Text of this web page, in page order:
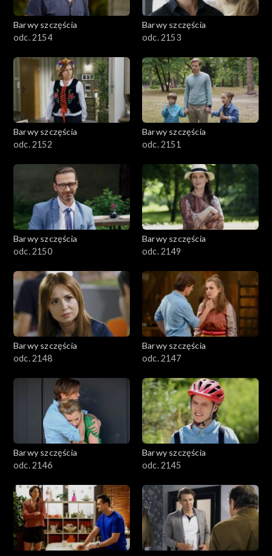
Barwy szczęścia
odc. 2154
Barwy szczęścia
odc. 2153
Barwy szczęścia
odc. 2152
Barwy szczęścia
odc. 2151
Barwy szczęścia
odc. 2150
Barwy szczęścia
odc. 2149
Barwy szczęścia
odc. 2148
Barwy szczęścia
odc. 2147
Barwy szczęścia
odc. 2146
Barwy szczęścia
odc. 2145